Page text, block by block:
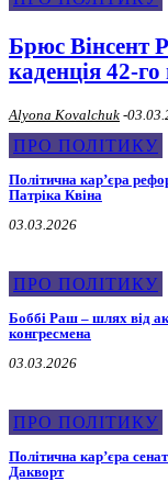
Брюс Вінсент
каденція 42-
Alyona Kovalchuk -
ПРО ПОЛІТИКУ
Політична карʼєра
Патріка Квіна
03.03.2026
ПРО ПОЛІТИКУ
Боббі Раш – шлях від
конгресмена
03.03.2026
ПРО ПОЛІТИКУ
Політична карʼєра
Дакворт